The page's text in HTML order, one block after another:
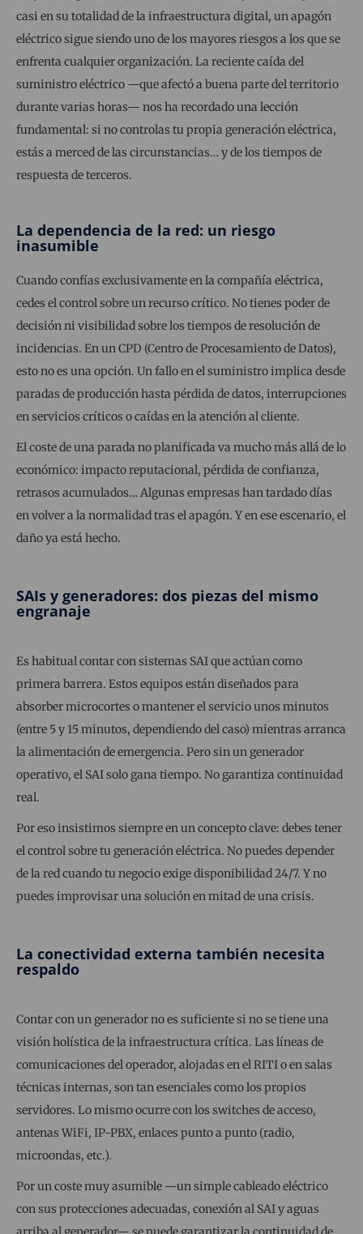
casi en su totalidad de la infraestructura digital, un apagón
eléctrico sigue siendo uno de los mayores riesgos a los que se
enfrenta cualquier organización. La reciente caída del
suministro eléctrico —que afectó a buena parte del territorio
durante varias horas— nos ha recordado una lección
fundamental: si no controlas tu propia generación eléctrica,
estás a merced de las circunstancias… y de los tiempos de
respuesta de terceros.
La dependencia de la red: un riesgo
inasumible
Cuando confías exclusivamente en la compañía eléctrica,
cedes el control sobre un recurso crítico. No tienes poder de
decisión ni visibilidad sobre los tiempos de resolución de
incidencias. En un CPD (Centro de Procesamiento de Datos),
esto no es una opción. Un fallo en el suministro implica desde
paradas de producción hasta pérdida de datos, interrupciones
en servicios críticos o caídas en la atención al cliente.
El coste de una parada no planificada va mucho más allá de lo
económico: impacto reputacional, pérdida de confianza,
retrasos acumulados… Algunas empresas han tardado días
en volver a la normalidad tras el apagón. Y en ese escenario, el
daño ya está hecho.
SAIs y generadores: dos piezas del mismo
engranaje
Es habitual contar con sistemas SAI que actúan como
primera barrera. Estos equipos están diseñados para
absorber microcortes o mantener el servicio unos minutos
(entre 5 y 15 minutos, dependiendo del caso) mientras arranca
la alimentación de emergencia. Pero sin un generador
operativo, el SAI solo gana tiempo. No garantiza continuidad
real.
Por eso insistimos siempre en un concepto clave: debes tener
el control sobre tu generación eléctrica. No puedes depender
de la red cuando tu negocio exige disponibilidad 24/7. Y no
puedes improvisar una solución en mitad de una crisis.
La conectividad externa también necesita
respaldo
Contar con un generador no es suficiente si no se tiene una
visión holística de la infraestructura crítica. Las líneas de
comunicaciones del operador, alojadas en el RITI o en salas
técnicas internas, son tan esenciales como los propios
servidores. Lo mismo ocurre con los switches de acceso,
antenas WiFi, IP-PBX, enlaces punto a punto (radio,
microondas, etc.).
Por un coste muy asumible —un simple cableado eléctrico
con sus protecciones adecuadas, conexión al SAI y aguas